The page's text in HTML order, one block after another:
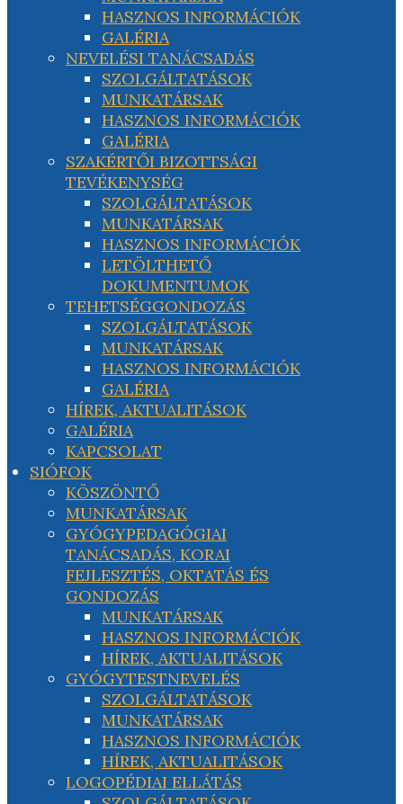
HASZNOS INFORMÁCIÓK
GALÉRIA
NEVELÉSI TANÁCSADÁS
SZOLGÁLTATÁSOK
MUNKATÁRSAK
HASZNOS INFORMÁCIÓK
GALÉRIA
SZAKÉRTŐI BIZOTTSÁGI
TEVÉKENYSÉG
SZOLGÁLTATÁSOK
MUNKATÁRSAK
HASZNOS INFORMÁCIÓK
LETÖLTHETŐ
DOKUMENTUMOK
TEHETSÉGGONDOZÁS
SZOLGÁLTATÁSOK
MUNKATÁRSAK
HASZNOS INFORMÁCIÓK
GALÉRIA
HÍREK, AKTUALITÁSOK
GALÉRIA
KAPCSOLAT
SIÓFOK
KÖSZÖNTŐ
MUNKATÁRSAK
GYÓGYPEDAGÓGIAI
TANÁCSADÁS, KORAI
FEJLESZTÉS, OKTATÁS ÉS
GONDOZÁS
MUNKATÁRSAK
HASZNOS INFORMÁCIÓK
HÍREK, AKTUALITÁSOK
GYÓGYTESTNEVELÉS
SZOLGÁLTATÁSOK
MUNKATÁRSAK
HASZNOS INFORMÁCIÓK
HÍREK, AKTUALITÁSOK
LOGOPÉDIAI ELLÁTÁS